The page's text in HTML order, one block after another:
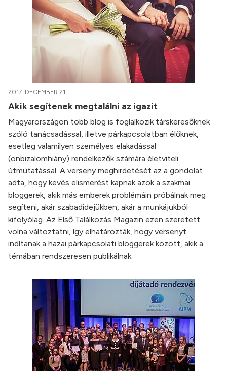
2017. DECEMBER 21.
Akik segítenek megtalálni az igazit
Magyarországon több blog is foglalkozik társkeresőknek
szóló tanácsadással, illetve párkapcsolatban élőknek,
esetleg valamilyen személyes elakadással
(önbizalomhiány) rendelkezők számára életviteli
útmutatással. A verseny meghirdetését az a gondolat
adta, hogy kevés elismerést kapnak azok a szakmai
bloggerek, akik más emberek problémáin próbálnak meg
segíteni, akár szabadidejükben, akár a munkájukból
kifolyólag. Az Első Találkozás Magazin ezen szeretett
volna változtatni, így elhatározták, hogy versenyt
indítanak a hazai párkapcsolati bloggerek között, akik a
témában rendszeresen publikálnak.